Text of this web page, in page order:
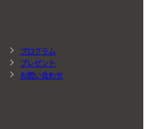
プログラム
プレゼント
お問い合わせ